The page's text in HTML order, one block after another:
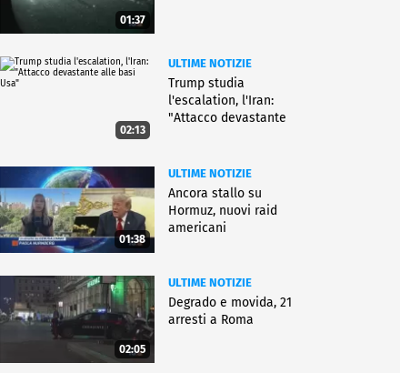
01:37
02:13
ULTIME NOTIZIE
Trump studia
l'escalation, l'Iran:
"Attacco devastante
01:38
ULTIME NOTIZIE
Ancora stallo su
Hormuz, nuovi raid
americani
02:05
ULTIME NOTIZIE
Degrado e movida, 21
arresti a Roma